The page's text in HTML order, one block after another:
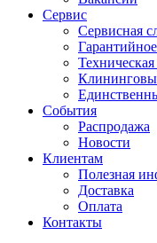
Сервис
Сервисная
События
Распродажа
Новости
Клиентам
Полезная
Доставка
Оплата
Контакты